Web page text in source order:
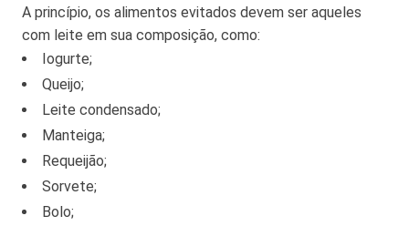
A princípio, os alimentos evitados devem ser aqueles
com leite em sua composição, como:
Iogurte;
Queijo;
Leite condensado;
Manteiga;
Requeijão;
Sorvete;
Bolo;